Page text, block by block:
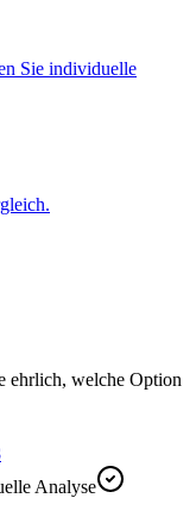
Sie individuelle
ehrlich, welche Option
Analyse